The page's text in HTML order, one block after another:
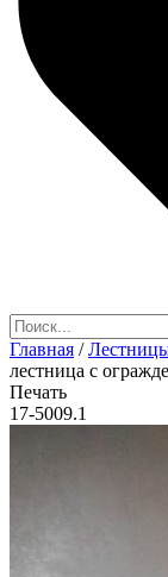
Главная /
лестница с
Печать
17-5009.1